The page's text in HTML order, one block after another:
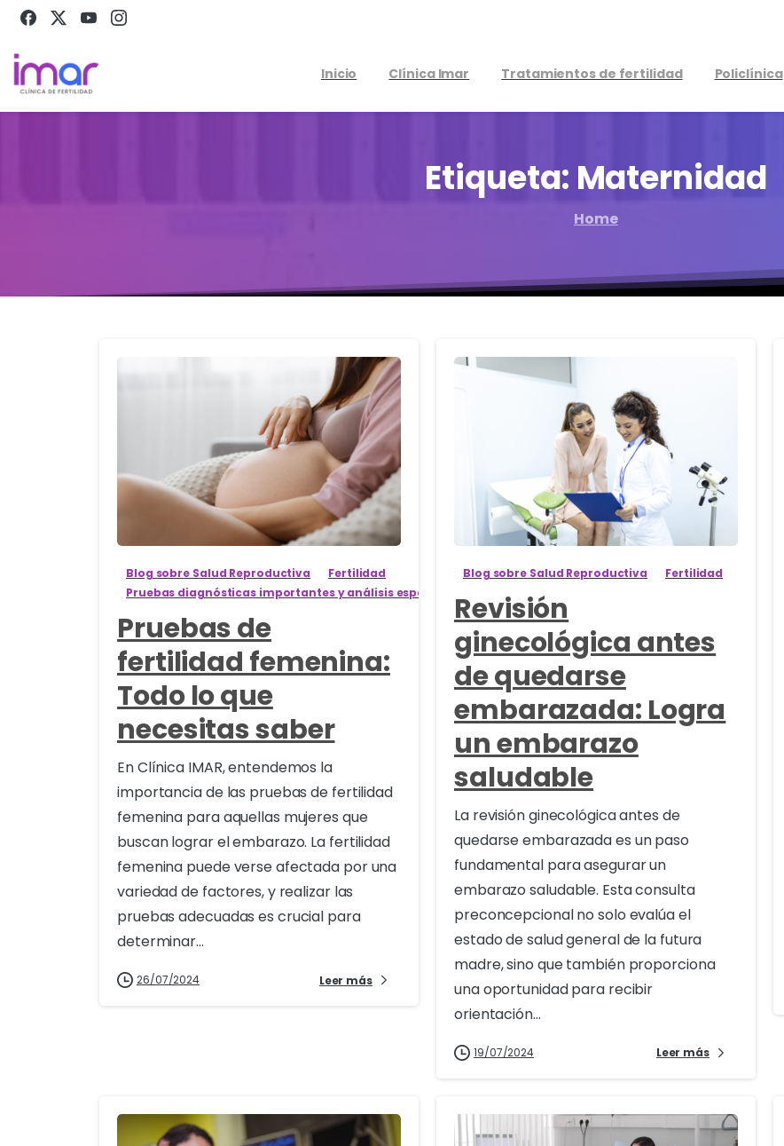
Inicio Clínica Imar Tratamientos de fertilidad Policlínica
Etiqueta: Maternidad
Home
Blog sobre Salud Reproductiva
Fertilidad
Pruebas diagnósticas importantes y análisis especiales
Pruebas de
fertilidad femenina:
Todo lo que
necesitas saber
En Clínica IMAR, entendemos la
importancia de las pruebas de fertilidad
femenina para aquellas mujeres que
buscan lograr el embarazo. La fertilidad
femenina puede verse afectada por una
variedad de factores, y realizar las
pruebas adecuadas es crucial para
determinar...
26/07/2024 Leer más
3
Blog sobre Salud Reproductiva Fertilidad
Revisión
ginecológica antes
de quedarse
embarazada: Logra
un embarazo
saludable
La revisión ginecológica antes de
quedarse embarazada es un paso
fundamental para asegurar un
embarazo saludable. Esta consulta
preconcepcional no solo evalúa el
estado de salud general de la futura
madre, sino que también proporciona
una oportunidad para recibir
orientación...
19/07/2024 Leer más